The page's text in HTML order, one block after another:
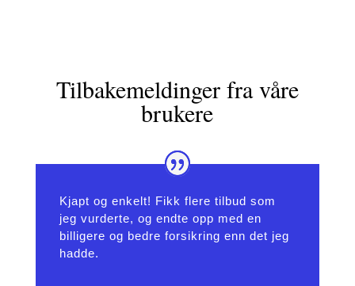
Tilbakemeldinger fra våre
brukere
Kjapt og enkelt! Fikk flere tilbud som
jeg vurderte, og endte opp med en
billigere og bedre forsikring enn det jeg
hadde.